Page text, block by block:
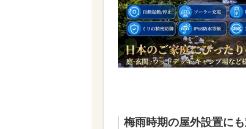
梅雨時期の屋外設置に